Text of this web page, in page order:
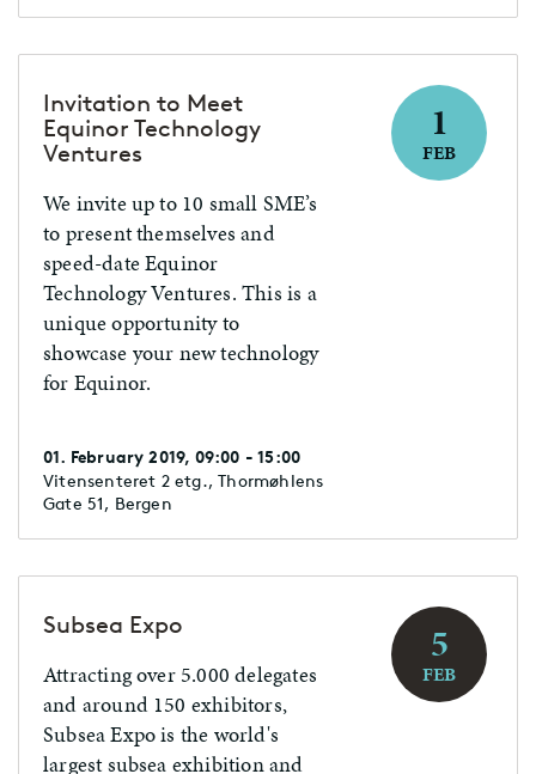
Invitation to Meet
Equinor Technology
Ventures
We invite up to 10 small SME’s
to present themselves and
speed-date Equinor
Technology Ventures. This is a
unique opportunity to
showcase your new technology
for Equinor.
01. February 2019, 09:00 - 15:00
Vitensenteret 2 etg., Thormøhlens
Gate 51, Bergen
1
FEB
Subsea Expo
Attracting over 5.000 delegates
and around 150 exhibitors,
Subsea Expo is the world's
largest subsea exhibition and
5
FEB